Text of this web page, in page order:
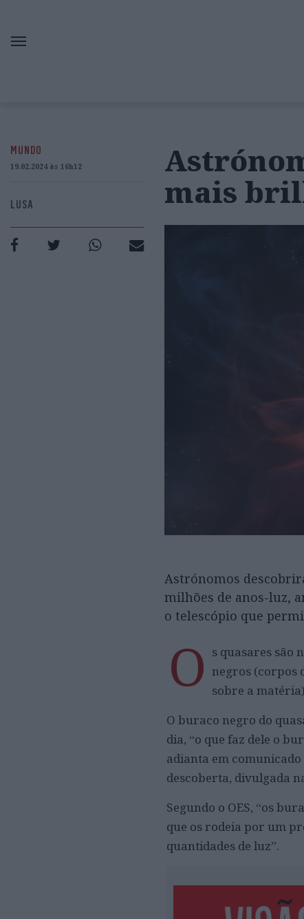
MUNDO
19.02.2024 às 16h12
LUSA
mais
Astrónomos
milhões de anos-luz,
o telescópio que
O s quasares são
negros (corpos
sobre a
O buraco negro do
dia, “o que faz dele o
adianta em comunicado
descoberta, divulgada
Segundo o OES, “os
que os rodeia por um
quantidades de luz”.